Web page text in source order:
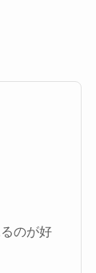
のが好